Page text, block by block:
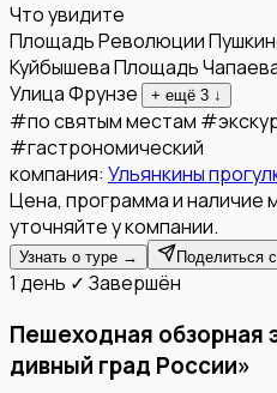
Что увидите
Площадь Революции
КуйбышеваПлощадь
Улица Фрунзе
+ ещё 3 ↓
#по святым местам #
#гастрономический
компания: Ульянкины
Цена, программа и наличие
уточняйте у компании.
Узнать о туре → Поделиться
1 день ✓ Завершён
Пешеходная обзорная
дивный град России»